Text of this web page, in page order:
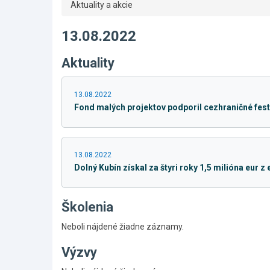
Aktuality a akcie
13.08.2022
Aktuality
13.08.2022
Fond malých projektov podporil cezhraničné
13.08.2022
Dolný Kubín získal za štyri roky 1,5 milióna eur
Školenia
Neboli nájdené žiadne záznamy.
Výzvy